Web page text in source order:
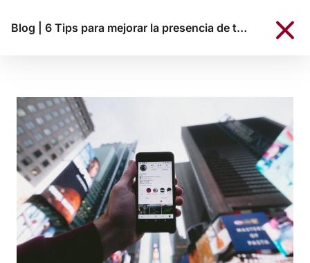
Blog 6 Tips para mejorar la presencia de tu empresa en Redes Sociales